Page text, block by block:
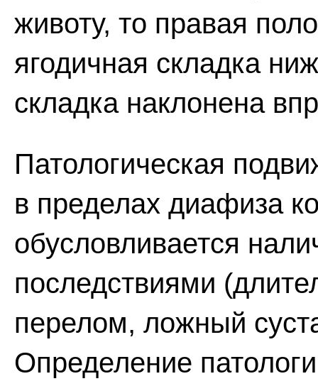
животу, то правая
ягодичная складка
складка наклонена
Патологическая
в пределах диафиза
обусловливается
последствиями
перелом, ложный
Определение